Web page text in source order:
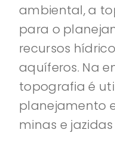
ambiental, a
para o
recursos
aquíferos. Na
topografia é
planejamento
minas e